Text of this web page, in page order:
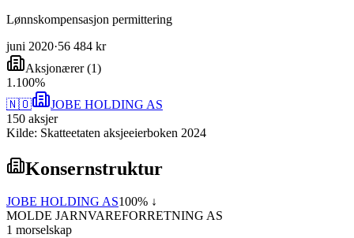
Lønnskompensasjon permittering
juni 2020·56 484 kr
Aksjonærer(1)
1 .100%
🇳🇴
JOBE HOLDING AS
150 aksjer
Kilde: Skatteetaten aksjeeierboken 2024
Konsernstruktur
JOBE HOLDING AS100% ↓
MOLDE JARNVAREFORRETNING AS
1 morselskap